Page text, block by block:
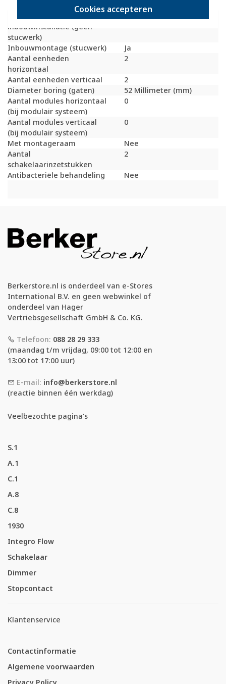
Cookies accepteren
Bondige uitvoering
Nee
inbouwinstallatie (geen
stucwerk)
Ja
Inbouwmontage (stucwerk)
Ja
Aantal eenheden
horizontaal
2
Aantal eenheden verticaal
2
Diameter boring (gaten)
52 Millimeter (mm)
Aantal modules horizontaal
(bij modulair systeem)
0
Aantal modules verticaal
(bij modulair systeem)
0
Met montageraam
Nee
Aantal
schakelaarinzetstukken
2
Antibacteriële behandeling Nee
Berkerstore.nl is onderdeel van e-Stores
International B.V. en geen webwinkel of
onderdeel van Hager
Vertriebsgesellschaft GmbH & Co. KG.
Telefoon: 088 28 29 333
(maandag t/m vrijdag, 09:00 tot 12:00 en
13:00 tot 17:00 uur)
E-mail: info@berkerstore.nl
(reactie binnen één werkdag)
Veelbezochte pagina's
S.1
A.1
C.1
A.8
C.8
1930
Integro Flow
Schakelaar
Dimmer
Stopcontact
Klantenservice
Contactinformatie
Algemene voorwaarden
Privacy Policy